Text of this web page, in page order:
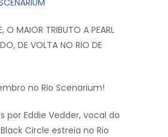
O MAIOR TRIBUTO A PEARL
DE VOLTA NO RIO DE
no Rio Scenarium!
por Eddie Vedder, vocal do
Circle estreia no Rio